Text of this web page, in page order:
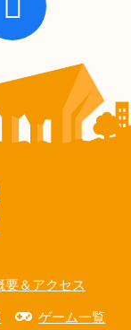
要＆アクセス
ゲーム一覧